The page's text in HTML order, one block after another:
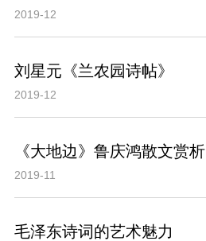
2019-12
刘星元《兰农园诗帖》
2019-12
《大地边》鲁庆鸿散文赏析
2019-11
毛泽东诗词的艺术魅力